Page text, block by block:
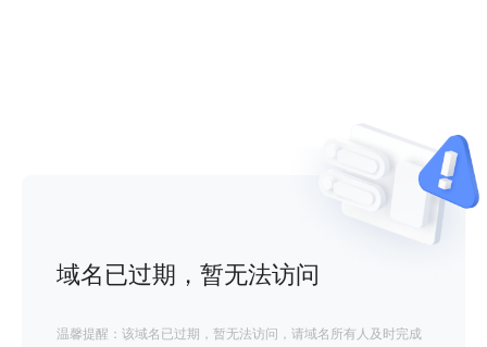
域名已过期，暂无法访问
温馨提醒：该域名已过期，暂无法访问，请域名所有人及时完成